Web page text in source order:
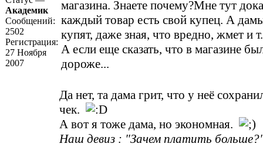
Академик
Сообщений:
2502
Регистрация:
27 Ноября
2007
магазина. Знаете почему?Мне тут
каждый товар есть свой купец. А
купят, даже зная, что вредно, жмет и
А если еще сказать, что в магазине
дороже...
Да нет, та дама грит, что у неё
чек.
А вот я тоже дама, но экономная.
Наш девиз : "Зачем платить